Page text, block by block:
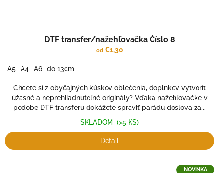
DTF transfer/nažehľovačka Číslo 8
od€1,30
A5 A4 A6 do 13cm
Chcete si z obyčajných kúskov oblečenia, doplnkov vytvoriť
úžasné a neprehliadnuteľné originály? Vďaka nažehľovačke v
podobe DTF transferu dokážete spraviť parádu doslova za...
SKLADOM (>5 KS)
Detail
NOVINKA